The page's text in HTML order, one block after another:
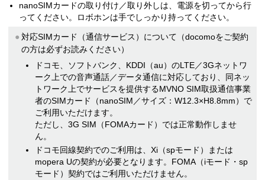
nanoSIMカードの取り付け／取り外しは、電源を切ってから行
ってください。ロボホンは手でしっかり持ってください。
対応SIMカード（通信サービス）について（docomoをご契約
の方は必ずお読みください）
ドコモ、ソフトバンク、KDDI（au）のLTE／3Gネットワ
ーク上での音声通話／データ通信に対応しており、同ネッ
トワーク上でサービスを提供するMVNO SIM取扱通信事業
者のSIMカード（nanoSIM／サイズ：W12.3×H8.8mm）で
ご利用いただけます。
ただし、3G SIM（FOMAカード）では正常動作しませ
ん。
ドコモ回線契約でのご利用は、Xi（spモード）または
mopera Uの契約が必要となります。FOMA（iモード・sp
モード）契約ではご利用いただけません。